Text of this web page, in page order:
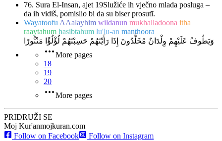
76. Sura El-Insan, ajet 19Služiće ih vječno mlada posluga –
da ih vidiš, pomislio bi da su biser prosutī.
Wayatoofu AAalayhim wildanun mukhalladoona itha
raaytahum hasibtahum lu'lu-an manthoora
وَيَطُوفُ عَلَيْهِمْ وِلْدَانٌ مُخَلَّدُونَ إِذَا رَأَيْتَهُمْ حَسِبْتَهُمْ لُؤْلُؤًا مَنْثُورًا
More pages
18
19
20
More pages
PRIDRUŽI SE
Moj Kur'anmojkuran.com
Follow on Facebook
Follow on Instagram